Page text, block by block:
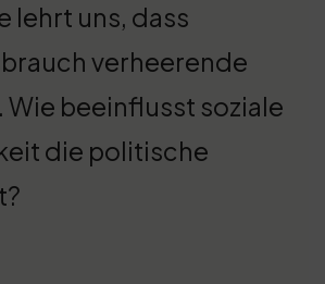
lehrt uns, dass
verheerende
Wie beeinflusst soziale
die politische